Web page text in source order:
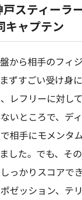
スティーラ
キャプテン
盤から相手のフィ
ずすごい受け身
レフリーに対し
いところで、デ
相手にモメンタ
した。でも、そ
っかりスコアで
ゼッション、テ